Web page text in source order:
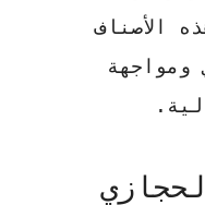
الأصناف
ومواجهة